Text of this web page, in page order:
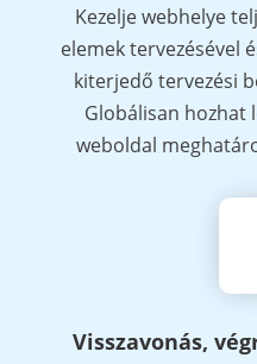
Kezelje webhelye
elemek tervezésével
kiterjedő tervezési
Globálisan hozhat
weboldal
Visszavonás,